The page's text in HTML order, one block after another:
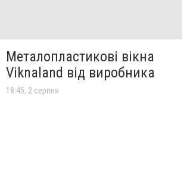
Металопластикові вікна
Viknaland від виробника
18:45, 2 серпня